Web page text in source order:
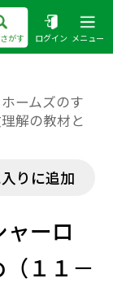
がす ログイン メニュー
ームズのす
解の教材と
りに追加
ーロ
１１－